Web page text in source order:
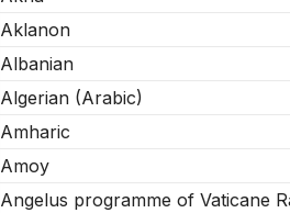
Aklanon
Albanian
Algerian (Arabic)
Amharic
Amoy
Angelus programme of Vaticane